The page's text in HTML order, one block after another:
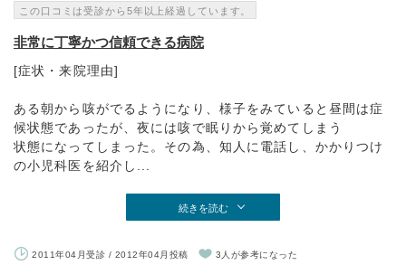
この口コミは受診から5年以上経過しています。
非常に丁寧かつ信頼できる病院
[症状・来院理由]
ある朝から咳がでるようになり、様子をみていると昼間は症
候状態であったが、夜には咳で眠りから覚めてしまう
状態になってしまった。その為、知人に電話し、かかりつけ
の小児科医を紹介し...
続きを読む
2011年04月受診 / 2012年04月投稿 3人が参考になった